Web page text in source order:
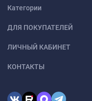
Категории
ДЛЯ ПОКУПАТЕЛЕЙ
ЛИЧНЫЙ КАБИНЕТ
КОНТАКТЫ